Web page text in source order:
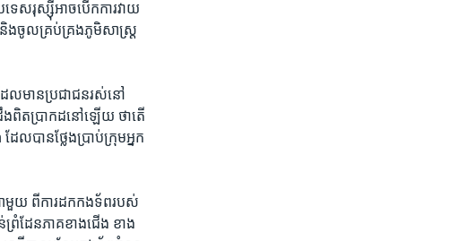
េស​រុស្ស៊ី​អាច​បើកការ​វាយ
ចូលគ្រប់​គ្រង​ភូមិសាស្ត្រ​
ែល​មាន​ប្រជាជន​រស់​នៅ​
ង​ពិតប្រាកដ​នៅ​ឡើយ​ ថា​តើ​
ល​បាន​ថ្លែង​ប្រាប់​ក្រុម​អ្នក​
មួយ​ ពី​ការ​ដក​កងទ័ព​របស់​
ដែន​ភាគ​ខាង​ជើង​ ខាង​